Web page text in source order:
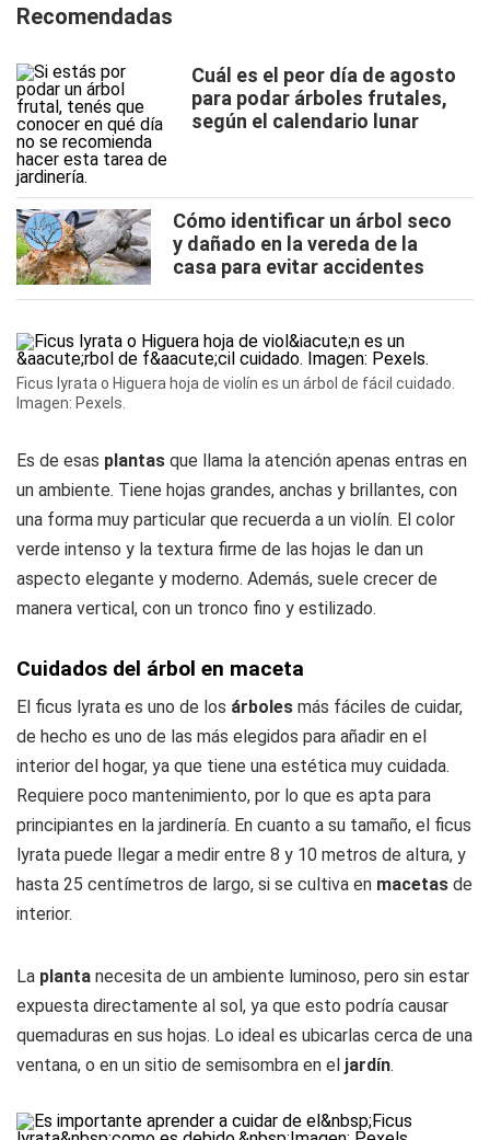
Recomendadas
Cuál es el peor día de agosto
para podar árboles frutales,
según el calendario lunar
Cómo identificar un árbol seco
y dañado en la vereda de la
casa para evitar accidentes
Ficus lyrata o Higuera hoja de violín es un árbol de fácil cuidado.
Imagen: Pexels.
Es de esas plantas que llama la atención apenas entras en
un ambiente. Tiene hojas grandes, anchas y brillantes, con
una forma muy particular que recuerda a un violín. El color
verde intenso y la textura firme de las hojas le dan un
aspecto elegante y moderno. Además, suele crecer de
manera vertical, con un tronco fino y estilizado.
Cuidados del árbol en maceta
El ficus lyrata es uno de los árboles más fáciles de cuidar,
de hecho es uno de las más elegidos para añadir en el
interior del hogar, ya que tiene una estética muy cuidada.
Requiere poco mantenimiento, por lo que es apta para
principiantes en la jardinería. En cuanto a su tamaño, el ficus
lyrata puede llegar a medir entre 8 y 10 metros de altura, y
hasta 25 centímetros de largo, si se cultiva en macetas de
interior.
La planta necesita de un ambiente luminoso, pero sin estar
expuesta directamente al sol, ya que esto podría causar
quemaduras en sus hojas. Lo ideal es ubicarlas cerca de una
ventana, o en un sitio de semisombra en el jardín.